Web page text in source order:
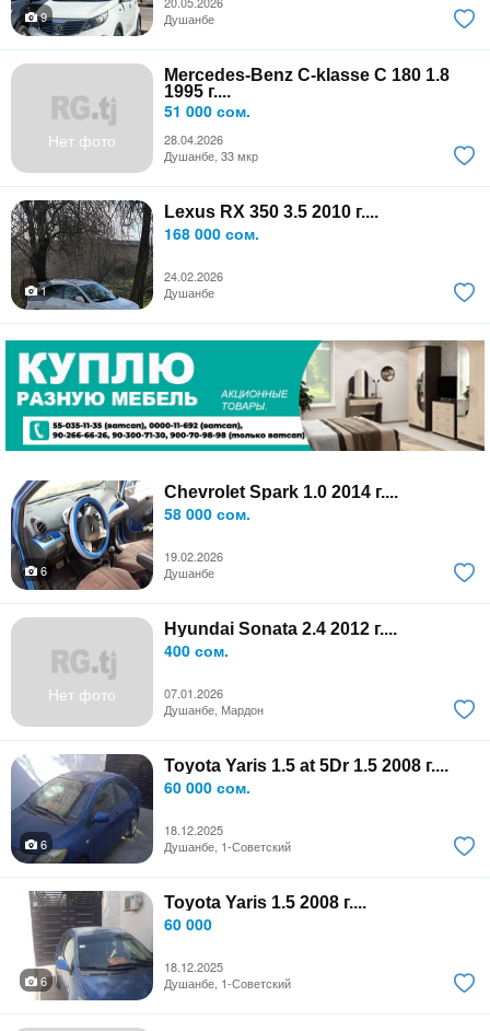
9
Душанбе
Нет фото
Mercedes-Benz C-klasse C 180 1.8
1995 г....
51 000 сом.
28.04.2026
Душанбе, 33 мкр
Lexus RX 350 3.5 2010 г....
168 000 сом.
24.02.2026
1
Душанбе
Chevrolet Spark 1.0 2014 г....
58 000 сом.
19.02.2026
6
Душанбе
Нет фото
Hyundai Sonata 2.4 2012 г....
400 сом.
07.01.2026
Душанбе, Мардон
Toyota Yaris 1.5 at 5Dr 1.5 2008 г....
60 000 сом.
18.12.2025
6
Душанбе, 1-Советский
Toyota Yaris 1.5 2008 г....
60 000
18.12.2025
6
Душанбе, 1-Советский